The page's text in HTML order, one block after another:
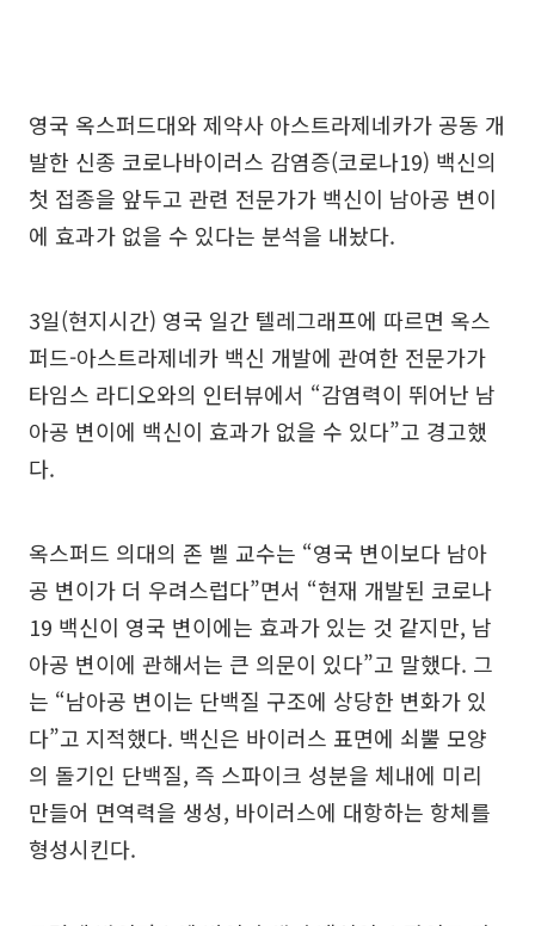
영국 옥스퍼드대와 제약사 아스트라제네카가 공동 개
발한 신종 코로나바이러스 감염증(코로나19) 백신의
첫 접종을 앞두고 관련 전문가가 백신이 남아공 변이
에 효과가 없을 수 있다는 분석을 내놨다.
3일(현지시간) 영국 일간 텔레그래프에 따르면 옥스
퍼드-아스트라제네카 백신 개발에 관여한 전문가가
타임스 라디오와의 인터뷰에서 “감염력이 뛰어난 남
아공 변이에 백신이 효과가 없을 수 있다”고 경고했
다.
옥스퍼드 의대의 존 벨 교수는 “영국 변이보다 남아
공 변이가 더 우려스럽다”면서 “현재 개발된 코로나
19 백신이 영국 변이에는 효과가 있는 것 같지만, 남
아공 변이에 관해서는 큰 의문이 있다”고 말했다. 그
는 “남아공 변이는 단백질 구조에 상당한 변화가 있
다”고 지적했다. 백신은 바이러스 표면에 쇠뿔 모양
의 돌기인 단백질, 즉 스파이크 성분을 체내에 미리
만들어 면역력을 생성, 바이러스에 대항하는 항체를
형성시킨다.